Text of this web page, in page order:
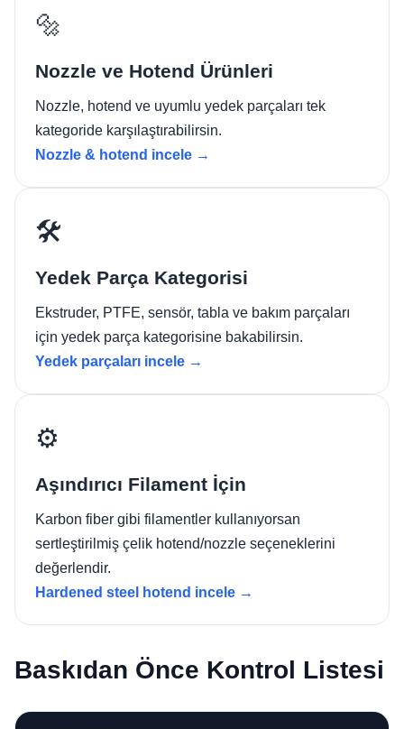
🔩
Nozzle ve Hotend Ürünleri
Nozzle, hotend ve uyumlu yedek parçaları tek
kategoride karşılaştırabilirsin.
Nozzle & hotend incele →
🛠️
Yedek Parça Kategorisi
Ekstruder, PTFE, sensör, tabla ve bakım parçaları
için yedek parça kategorisine bakabilirsin.
Yedek parçaları incele →
⚙️
Aşındırıcı Filament İçin
Karbon fiber gibi filamentler kullanıyorsan
sertleştirilmiş çelik hotend/nozzle seçeneklerini
değerlendir.
Hardened steel hotend incele →
Baskıdan Önce Kontrol Listesi